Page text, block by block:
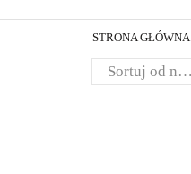
STRONA GŁÓWNA